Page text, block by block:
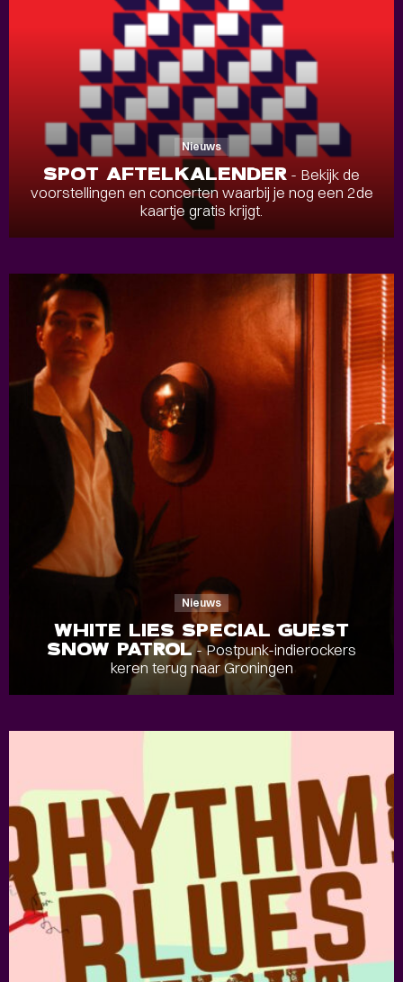
Nieuws
SPOT AFTELKALENDER - Bekijk de
voorstellingen en concerten waarbij je nog een 2de
kaartje gratis krijgt.
Nieuws
WHITE LIES SPECIAL GUEST
SNOW PATROL- Postpunk-indierockers
keren terug naar Groningen